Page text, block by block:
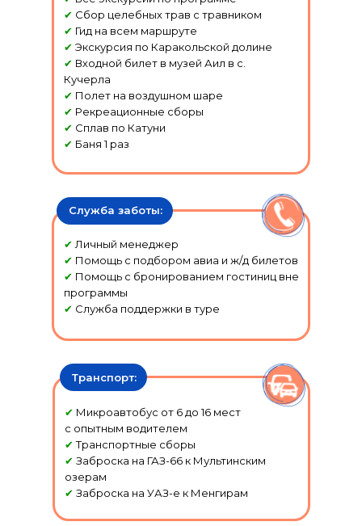
✔ Сбор целебных трав с травником
✔ Гид на всем маршруте
✔ Экскурсия по Каракольской долине
✔ Входной билет в музей Аил в с.
Кучерла
✔ Полет на воздушном шаре
✔ Рекреационные сборы
✔ Сплав по Катуни
✔ Баня 1 раз
✔ Микроавтобус от 6 до 16 мест
с опытным водителем
✔Транспортные сборы
✔ Заброска на ГАЗ-66 к Мультинским
озерам
✔ Заброска на УАЗ-е к Менгирам
Транспорт:
✔ Личный менеджер
✔ Помощь с подбором авиа и ж/д билетов
✔ Помощь с бронированием гостиниц вне
программы
✔ Служба поддержки в туре
Служба заботы: